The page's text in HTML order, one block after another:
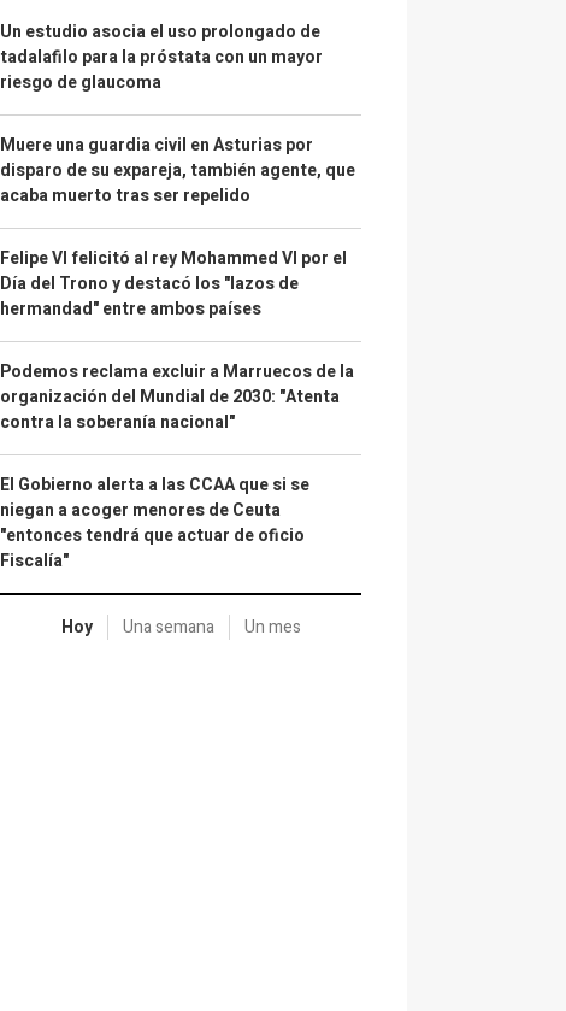
Un estudio asocia el uso prolongado de
tadalafilo para la próstata con un mayor
riesgo de glaucoma
Muere una guardia civil en Asturias por
disparo de su expareja, también agente, que
acaba muerto tras ser repelido
Felipe VI felicitó al rey Mohammed VI por el
Día del Trono y destacó los "lazos de
hermandad" entre ambos países
Podemos reclama excluir a Marruecos de la
organización del Mundial de 2030: "Atenta
contra la soberanía nacional"
El Gobierno alerta a las CCAA que si se
niegan a acoger menores de Ceuta
"entonces tendrá que actuar de oficio
Fiscalía"
Hoy Una semana Un mes